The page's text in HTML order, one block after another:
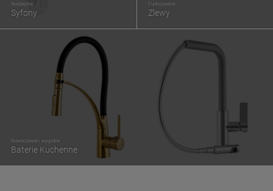
Nowoczesne i wygodne
Baterie Kuchenne
Niezbędne
Syfony
Funkcjonalne
Zlewy